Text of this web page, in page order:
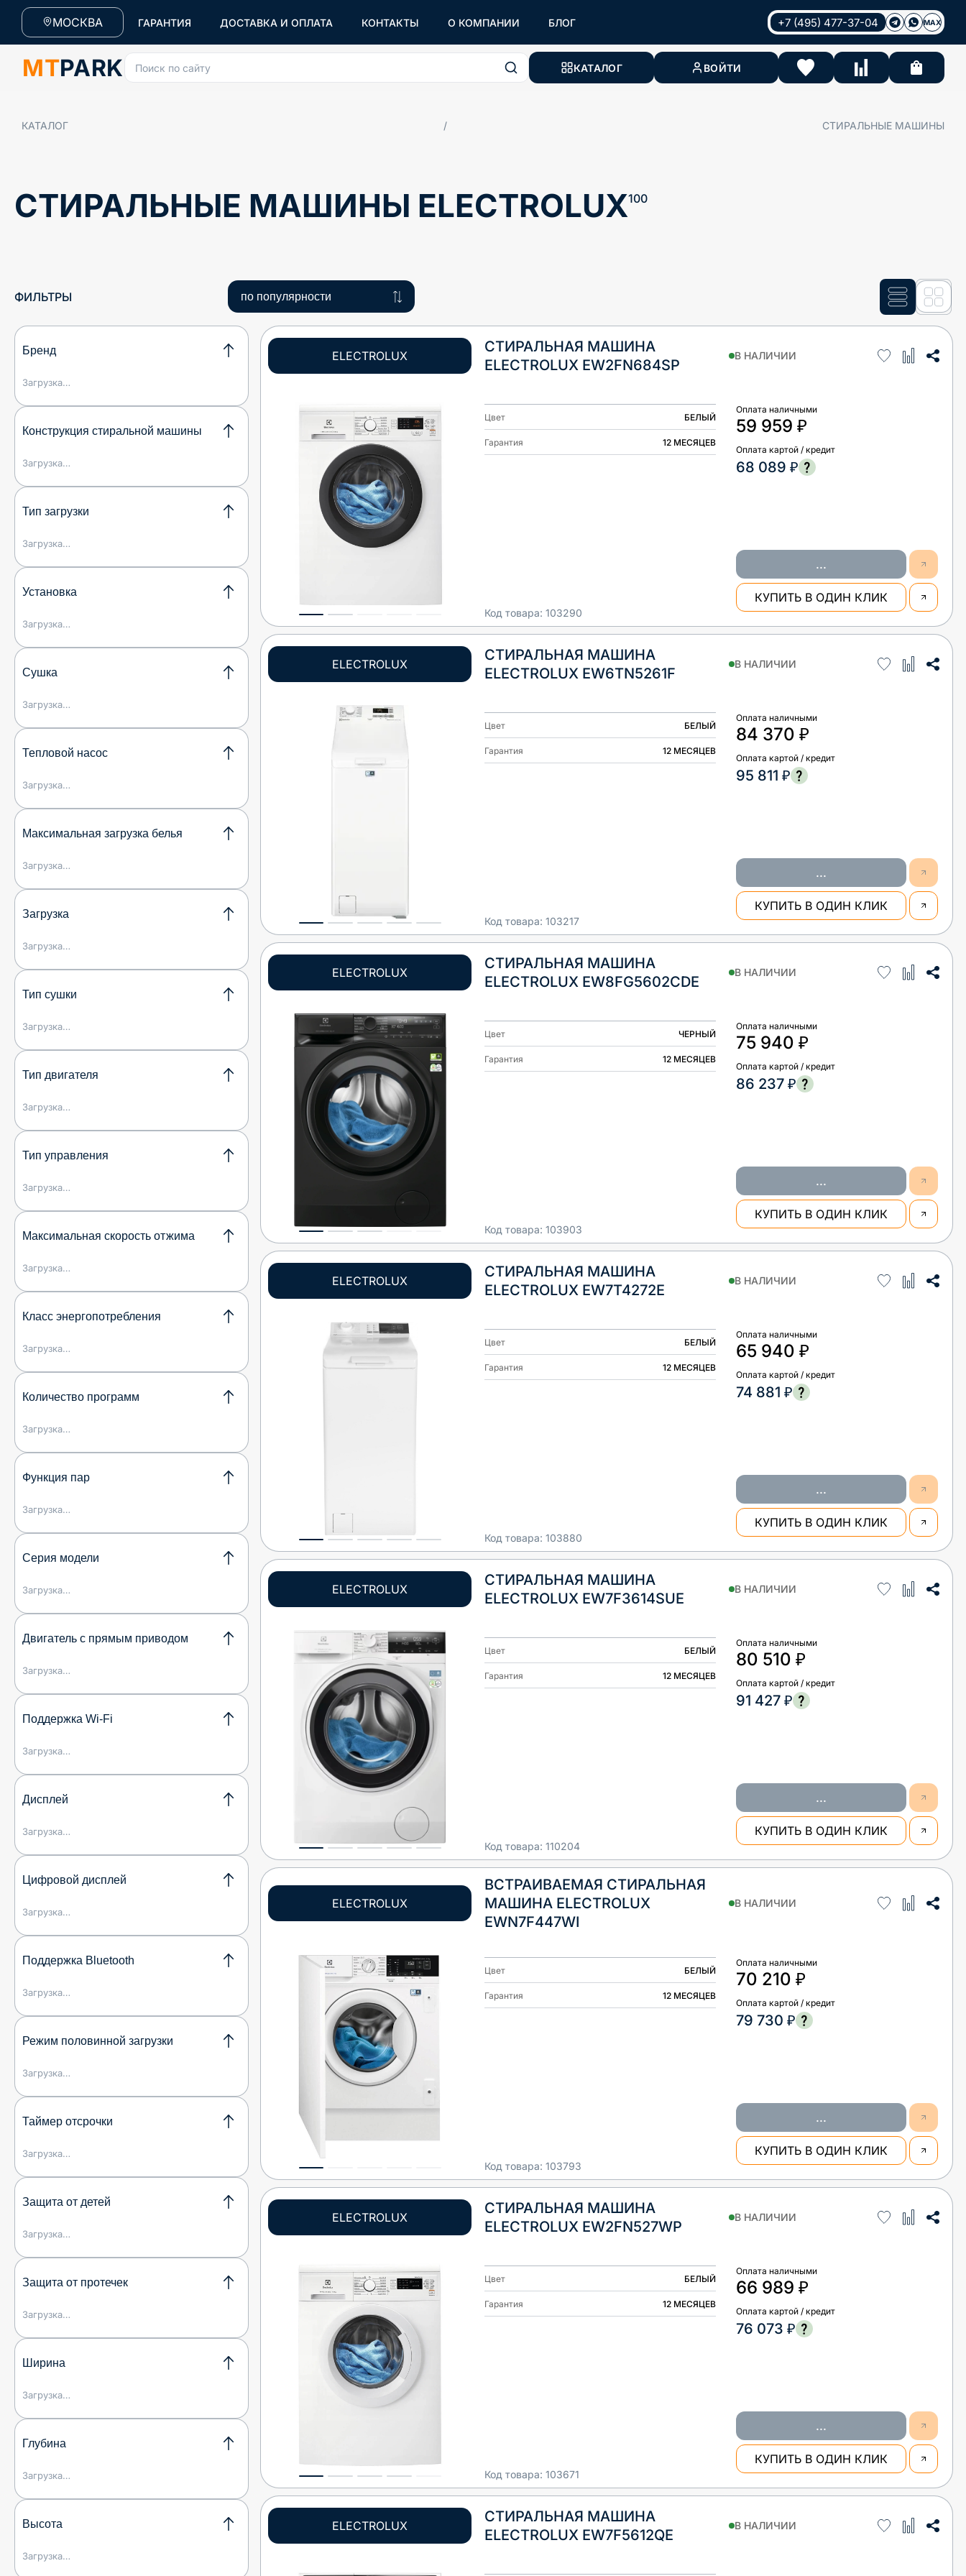
МОСКВА ГАРАНТИЯ ДОСТАВКА И ОПЛАТА КОНТАКТЫ О КОМПАНИИ БЛОГ +7 (495) 477-37-04 MAX
MTPARK Поиск по сайту КАТАЛОГ ВОЙТИ
КАТАЛОГ / СТИРАЛЬНЫЕ МАШИНЫ
СТИРАЛЬНЫЕ МАШИНЫ ELECTROLUX100
ФИЛЬТРЫ
Бренд
Загрузка…
Конструкция стиральной машины
Загрузка…
Тип загрузки
Загрузка…
Установка
Загрузка…
Сушка
Загрузка…
Тепловой насос
Загрузка…
Максимальная загрузка белья
Загрузка…
Загрузка
Загрузка…
Тип сушки
Загрузка…
Тип двигателя
Загрузка…
Тип управления
Загрузка…
Максимальная скорость отжима
Загрузка…
Класс энергопотребления
Загрузка…
Количество программ
Загрузка…
Функция пар
Загрузка…
Серия модели
Загрузка…
Двигатель с прямым приводом
Загрузка…
Поддержка Wi-Fi
Загрузка…
Дисплей
Загрузка…
Цифровой дисплей
Загрузка…
Поддержка Bluetooth
Загрузка…
Режим половинной загрузки
Загрузка…
Таймер отсрочки
Загрузка…
Защита от детей
Загрузка…
Защита от протечек
Загрузка…
Ширина
Загрузка…
Глубина
Загрузка…
Высота
Загрузка…
ELECTROLUX
СТИРАЛЬНАЯ МАШИНА
ELECTROLUX EW2FN684SP
В НАЛИЧИИ
Цвет БЕЛЫЙ
Гарантия 12 МЕСЯЦЕВ
Код товара:103290
Оплата наличными
59 959 ₽
Оплата картой / кредит
68 089 ₽
...
КУПИТЬ В ОДИН КЛИК
ELECTROLUX
СТИРАЛЬНАЯ МАШИНА
ELECTROLUX EW6TN5261F
В НАЛИЧИИ
Цвет БЕЛЫЙ
Гарантия 12 МЕСЯЦЕВ
Код товара:103217
Оплата наличными
84 370 ₽
Оплата картой / кредит
95 811 ₽
...
КУПИТЬ В ОДИН КЛИК
ELECTROLUX
СТИРАЛЬНАЯ МАШИНА
ELECTROLUX EW8FG5602CDE
В НАЛИЧИИ
Цвет ЧЕРНЫЙ
Гарантия 12 МЕСЯЦЕВ
Код товара:103903
Оплата наличными
75 940 ₽
Оплата картой / кредит
86 237 ₽
...
КУПИТЬ В ОДИН КЛИК
ELECTROLUX
СТИРАЛЬНАЯ МАШИНА
ELECTROLUX EW7T4272E
В НАЛИЧИИ
Цвет БЕЛЫЙ
Гарантия 12 МЕСЯЦЕВ
Код товара:103880
Оплата наличными
65 940 ₽
Оплата картой / кредит
74 881 ₽
...
КУПИТЬ В ОДИН КЛИК
ELECTROLUX
СТИРАЛЬНАЯ МАШИНА
ELECTROLUX EW7F3614SUE
В НАЛИЧИИ
Цвет БЕЛЫЙ
Гарантия 12 МЕСЯЦЕВ
Код товара:110204
Оплата наличными
80 510 ₽
Оплата картой / кредит
91 427 ₽
...
КУПИТЬ В ОДИН КЛИК
ELECTROLUX
ВСТРАИВАЕМАЯ СТИРАЛЬНАЯ
МАШИНА ELECTROLUX
EWN7F447WI
В НАЛИЧИИ
Цвет БЕЛЫЙ
Гарантия 12 МЕСЯЦЕВ
Код товара:103793
Оплата наличными
70 210 ₽
Оплата картой / кредит
79 730 ₽
...
КУПИТЬ В ОДИН КЛИК
ELECTROLUX
СТИРАЛЬНАЯ МАШИНА
ELECTROLUX EW2FN527WP
В НАЛИЧИИ
Цвет БЕЛЫЙ
Гарантия 12 МЕСЯЦЕВ
Код товара:103671
Оплата наличными
66 989 ₽
Оплата картой / кредит
76 073 ₽
...
КУПИТЬ В ОДИН КЛИК
ELECTROLUX
СТИРАЛЬНАЯ МАШИНА
ELECTROLUX EW7F5612QE
В НАЛИЧИИ